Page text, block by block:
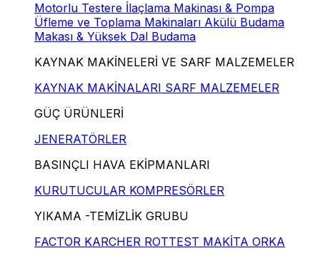
Motorlu Testere İlaçlama Makinası & Pompa
Üfleme ve Toplama Makinaları Akülü Budama
Makası & Yüksek Dal Budama
KAYNAK MAKİNELERİ VE SARF MALZEMELER
KAYNAK MAKİNALARI SARF MALZEMELER
GÜÇ ÜRÜNLERİ
JENERATÖRLER
BASINÇLI HAVA EKİPMANLARI
KURUTUCULAR KOMPRESÖRLER
YIKAMA -TEMİZLİK GRUBU
FACTOR KARCHER ROTTEST MAKİTA ORKA